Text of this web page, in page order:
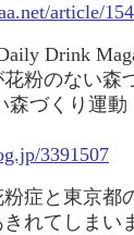
article/
Drink
粉のない森
森づくり運
3391507
症と東京都
れてしまい